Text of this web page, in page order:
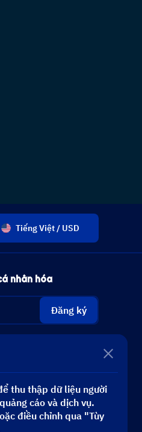
Tiếng Việt / USD
nhân hóa
Đăng ký
thu thập dữ liệu người
cáo và dịch vụ.
điều chỉnh qua "Tùy